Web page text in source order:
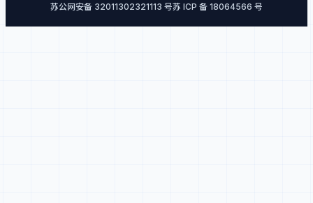
苏公网安备 32011302321113 号苏 ICP 备 18064566 号